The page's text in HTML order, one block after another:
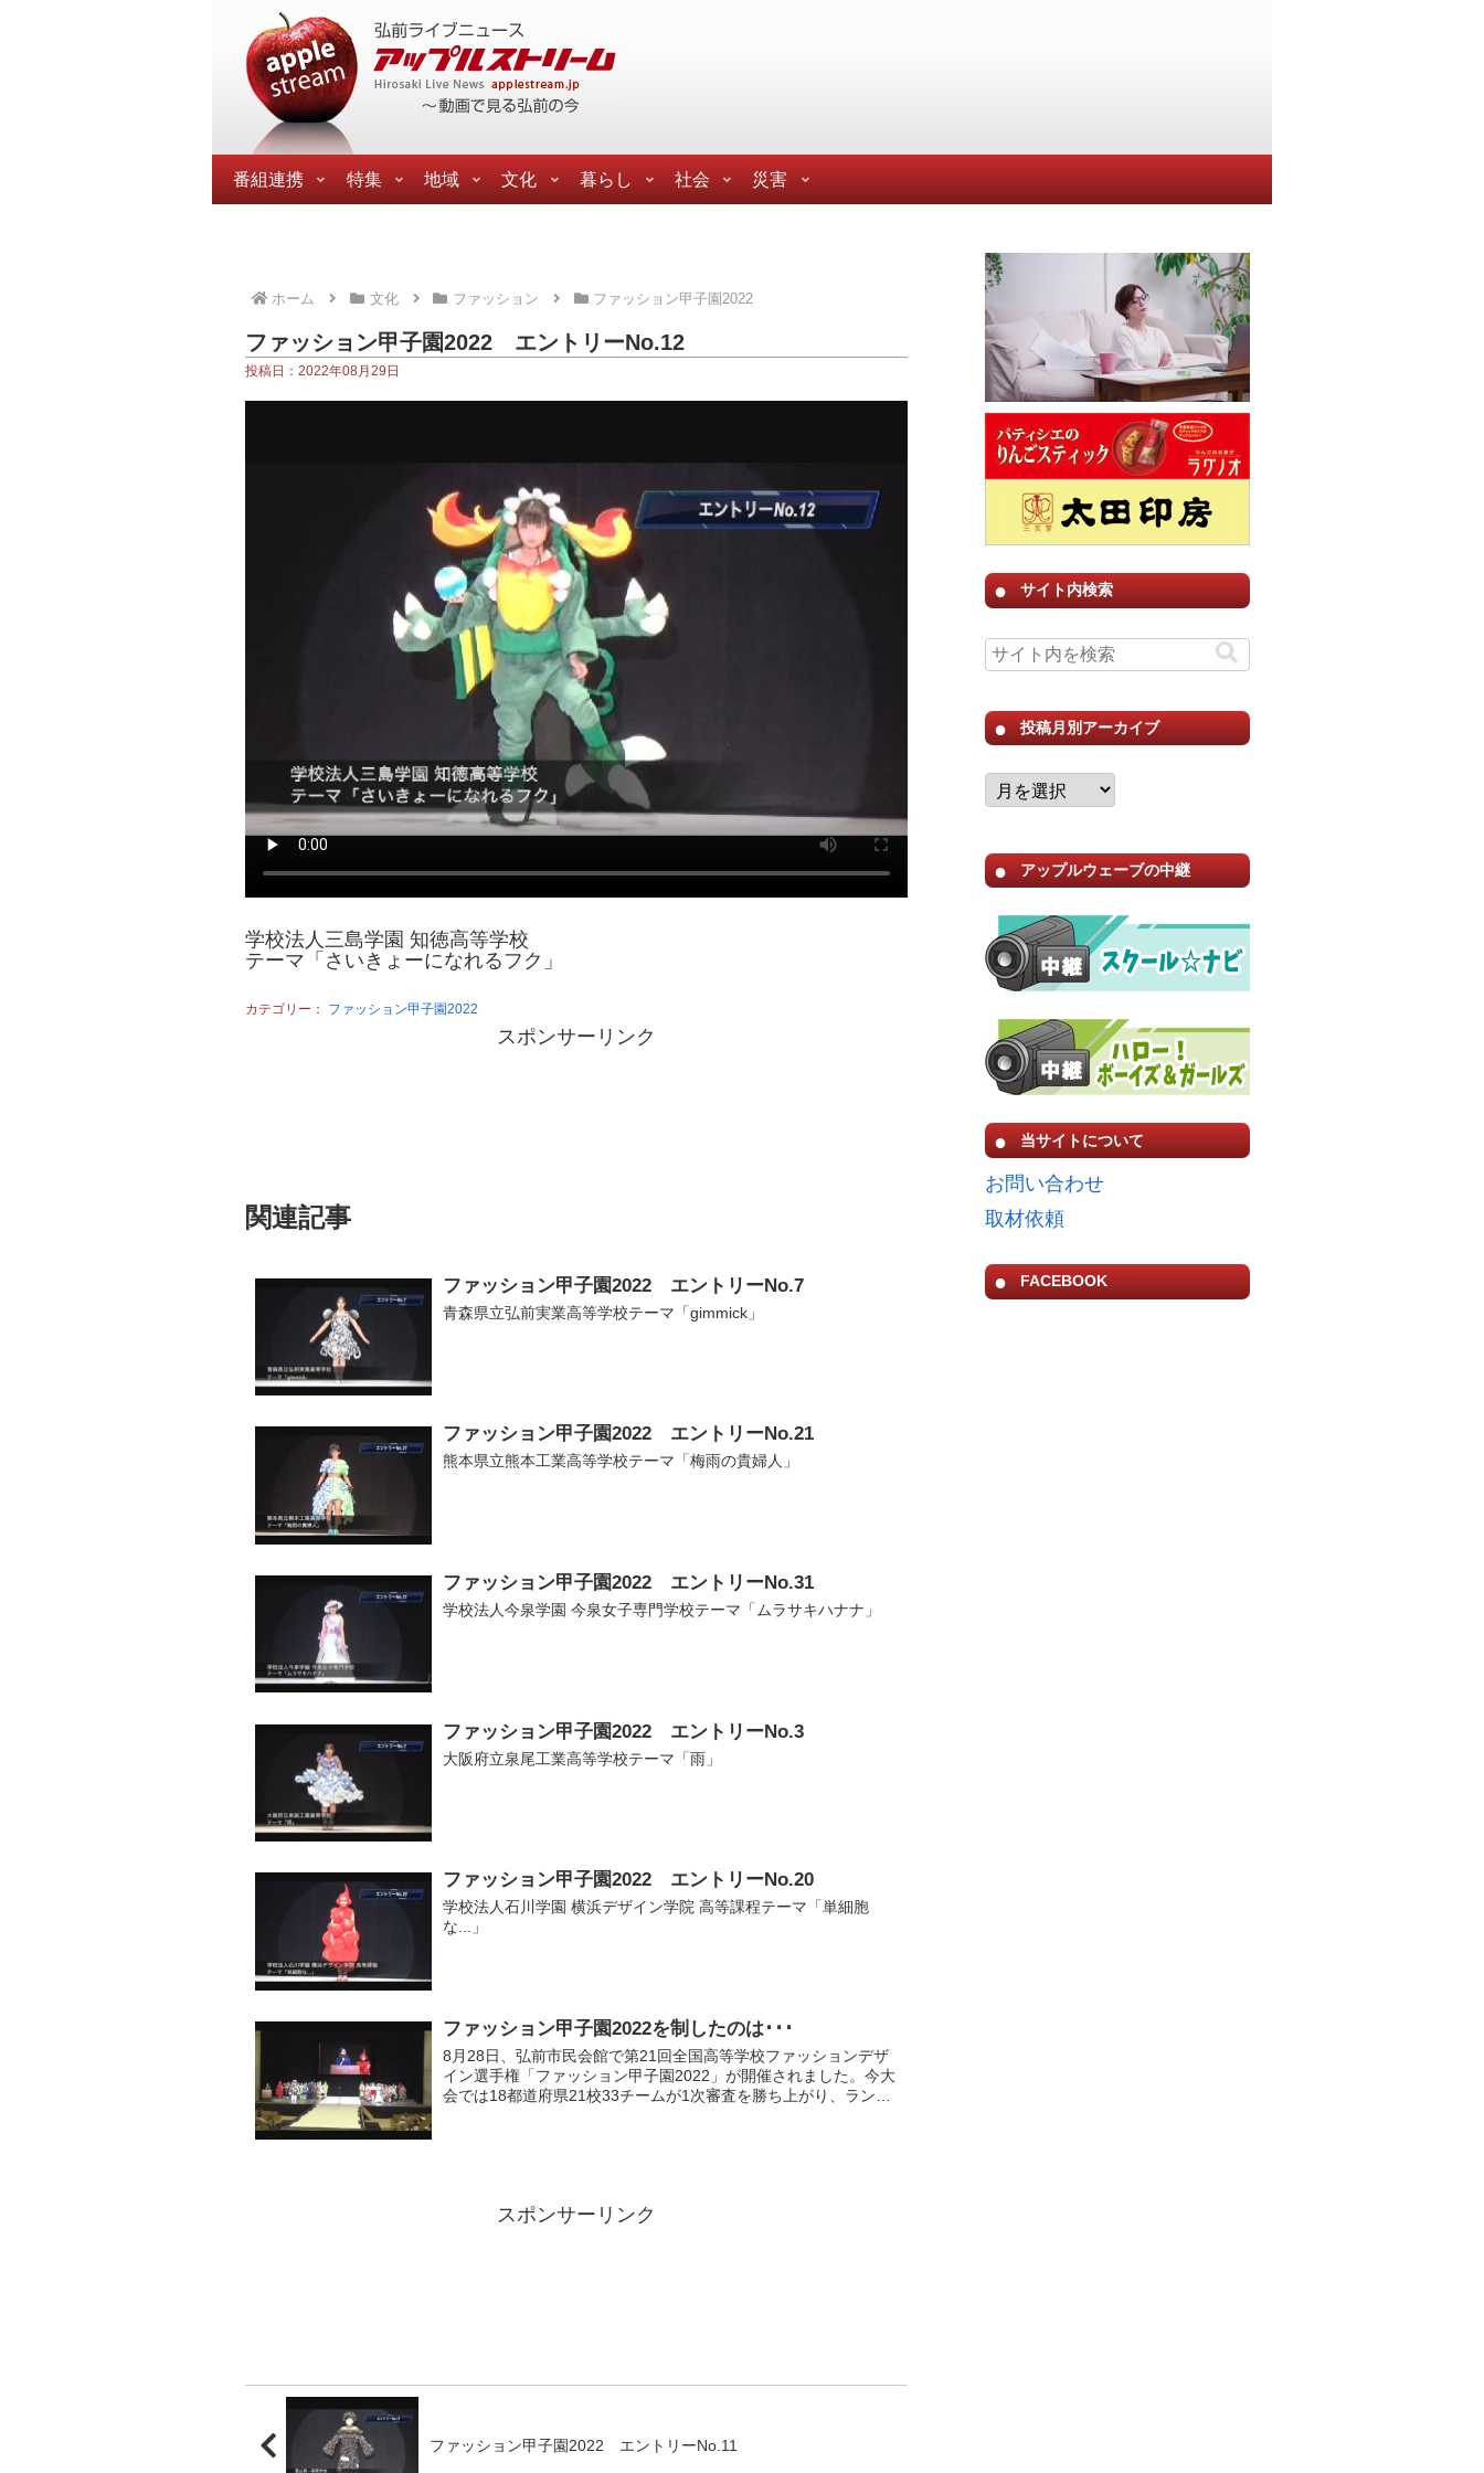
番組連携 特集 地域 文化 暮らし 社会 災害
ホーム 文化 ファッション ファッション甲子園2022
ファッション甲子園2022 エントリーNo.12
投稿日：2022年08月29日
学校法人三島学園 知徳高等学校
テーマ「さいきょーになれるフク」
カテゴリー： ファッション甲子園2022
スポンサーリンク
関連記事
ファッション甲子園2022 エントリーNo.7
青森県立弘前実業高等学校テーマ「gimmick」
ファッション甲子園2022 エントリーNo.21
熊本県立熊本工業高等学校テーマ「梅雨の貴婦人」
ファッション甲子園2022 エントリーNo.31
学校法人今泉学園 今泉女子専門学校テーマ「ムラサキハナナ」
ファッション甲子園2022 エントリーNo.3
大阪府立泉尾工業高等学校テーマ「雨」
ファッション甲子園2022 エントリーNo.20
学校法人石川学園 横浜デザイン学院 高等課程テーマ「単細胞
な...」
ファッション甲子園2022を制したのは･･･
8月28日、弘前市民会館で第21回全国高等学校ファッションデザ
イン選手権「ファッション甲子園2022」が開催されました。今大
会では18都道府県21校33チームが1次審査を勝ち上がり、ランウ
スポンサーリンク
ファッション甲子園2022 エントリーNo.11
サイト内検索
投稿月別アーカイブ
アップルウェーブの中継
当サイトについて
お問い合わせ
取材依頼
FACEBOOK